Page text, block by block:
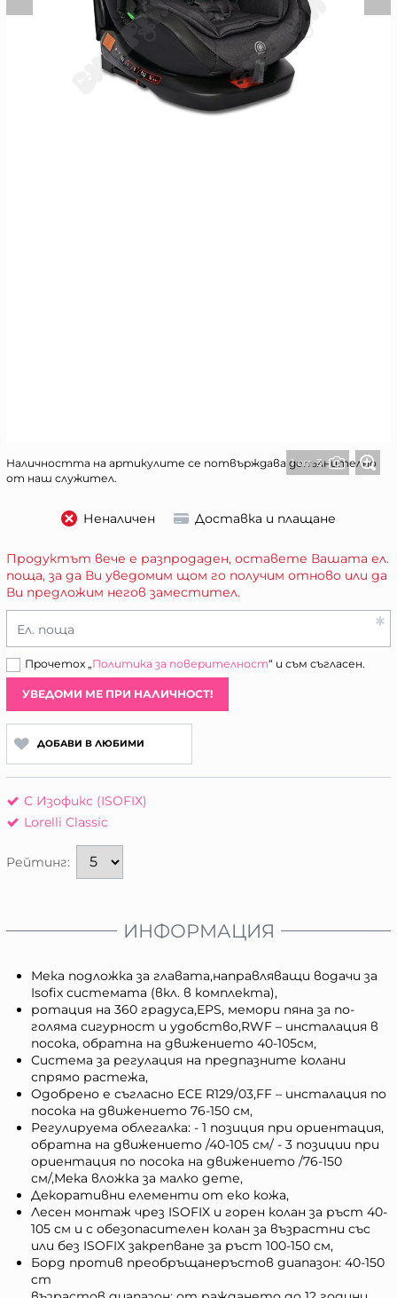
1 от 3
Наличността на артикулите се потвърждава допълнително
от наш служител.
Неналичен Доставка и плащане
Продуктът вече е разпродаден, оставете Вашата ел.
поща, за да Ви уведомим щом го получим отново или да
Ви предложим негов заместител.
Ел. поща
Прочетох „Политика за поверителност“ и съм съгласен.
УВЕДОМИ МЕ ПРИ НАЛИЧНОСТ!
ДОБАВИ В ЛЮБИМИ
С Изофикс (ISOFIX)
Lorelli Classic
Рейтинг:
ИНФОРМАЦИЯ
Мека подложка за главата,направляващи водачи за
Isofix системата (вкл. в комплекта),
ротация на 360 градуса,EPS, мемори пяна за по-
голяма сигурност и удобство,RWF – инсталация в
посока, обратна на движението 40-105см,
Система за регулация на предпазните колани
спрямо растежа,
Одобрено е съгласно ECE R129/03,FF – инсталация по
посока на движението 76-150 см,
Регулируема облегалка: - 1 позиция при ориентация,
обратна на движението /40-105 см/ - 3 позиции при
ориентация по посока на движението /76-150
см/,Мека вложка за малко дете,
Декоративни елементи от еко кожа,
Лесен монтаж чрез ISOFIX и горен колан за ръст 40-
105 см и с обезопасителен колан за възрастни със
или без ISOFIX закрепване за ръст 100-150 см,
Борд против преобръщанеръстов диапазон: 40-150
cm